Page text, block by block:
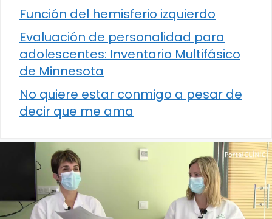
Función del hemisferio izquierdo
Evaluación de personalidad para
adolescentes: Inventario Multifásico
de Minnesota
No quiere estar conmigo a pesar de
decir que me ama